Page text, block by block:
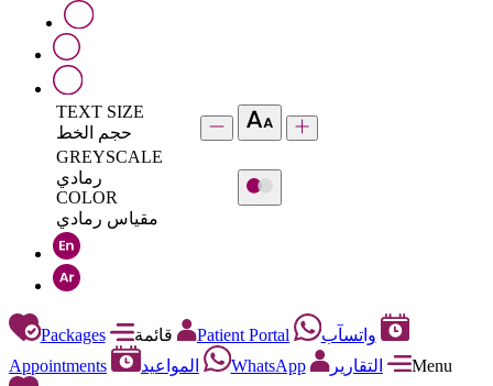
TEXT SIZE
حجم الخط
GREYSCALE
رمادي
COLOR
مقياس رمادي
Packages Patient Portal
واتسآب
Appointments
المواعيد WhatsApp التقارير
Menu